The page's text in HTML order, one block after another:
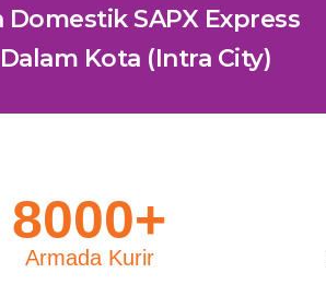
SAPX Express
Kota (Intra City)
8000+
Armada Kurir